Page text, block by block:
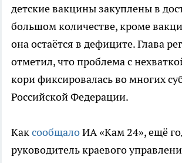
детские вакцины закуплены в
большом количестве, кроме
она остаётся в дефиците. Глава
отметил, что проблема с
кори фиксировалась во многих
Российской Федерации.
КаксообщалоИА «Кам 24», ещё
руководитель краевого